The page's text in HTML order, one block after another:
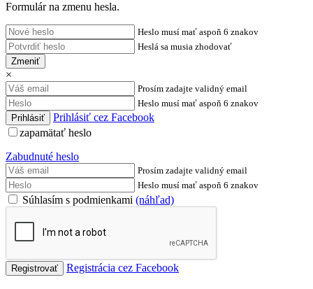
Formulár na zmenu hesla.
Heslo musí mať aspoň 6 znakov
Heslá sa musia zhodovať
Zmeniť
×
Prosím zadajte validný email
Heslo musí mať aspoň 6 znakov
Prihlásiť cez Facebook
zapamätať heslo
Zabudnuté heslo
Prosím zadajte validný email
Heslo musí mať aspoň 6 znakov
Súhlasím s podmienkami (náhľad)
Registrácia cez Facebook